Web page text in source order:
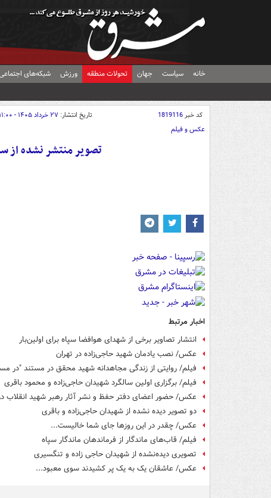
خانه سیاست جهان تحولات منطقه ورزش شبکه‌های
کد خبر1819116 تاریخ انتشار: ۲۷ خرداد ۱۴۰۵ - ۱۱:۰۰
عکس و فیلم
تصویر منتشر نشده از
اخبار مرتبط
انتشار تصاویر برخی از شهدای هوافضا سپاه برای اولین‌بار
عکس/ نصب یادمان شهید حاجی‌زاده در تهران
فیلم/ روایتی از زندگی مجاهدانه شهید محقق در مستند "در
فیلم/ برگزاری اولین سالگرد شهیدان حاجی‌زاده و محمود باقری
عکس/ حضور اعضای دفتر حفظ و نشر آثار رهبر شهید انقلاب
دو تصویر دیده نشده از شهیدان حاجی‌زاده و باقری
عکس/ چقدر در این روزها جای شما خالیست...
فیلم/ قاب‌های ماندگار از فرماندهان ماندگار سپاه
تصویری دیده‌نشده از شهیدان حاجی زاده و تنگسیری
عکس/ عاشقان یک به یک پر کشیدند سوی معبود...